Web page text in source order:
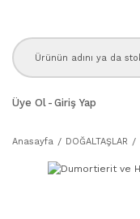
Üye Ol - Giriş Yap
Anasayfa DOĞALTAŞLAR